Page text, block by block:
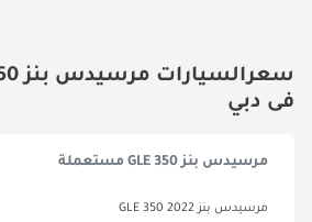
فى دبي
مرسيدس بنز GLE 350 مستعملة
مرسيدس بنز GLE 350 2022